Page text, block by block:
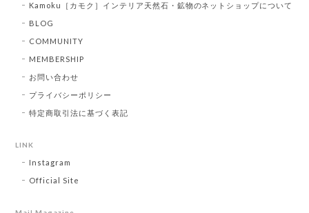
Kamoku［カモク］インテリア天然石・鉱物のネットショップについて
BLOG
COMMUNITY
MEMBERSHIP
お問い合わせ
プライバシーポリシー
特定商取引法に基づく表記
LINK
Instagram
Official Site